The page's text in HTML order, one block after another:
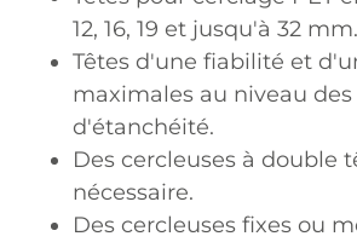
12, 16, 19 et jusqu'à 32 mm.
Têtes d'une fiabilité et
maximales au niveau
d'étanchéité.
Des cercleuses à double
nécessaire.
Des cercleuses fixes ou